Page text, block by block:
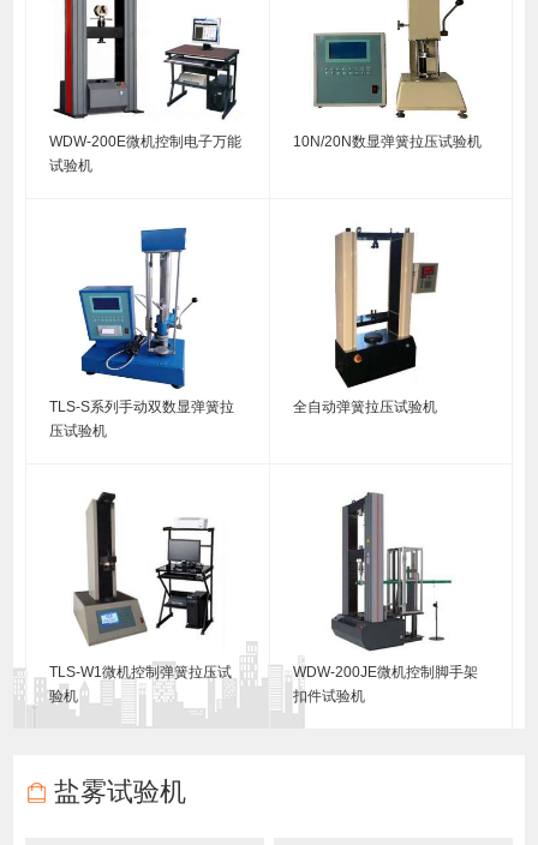
WDW-200E微机控制电子万能
试验机
10N/20N数显弹簧拉压试验机
TLS-S系列手动双数显弹簧拉
压试验机
全自动弹簧拉压试验机
TLS-W1微机控制弹簧拉压试
验机
WDW-200JE微机控制脚手架
扣件试验机
盐雾试验机